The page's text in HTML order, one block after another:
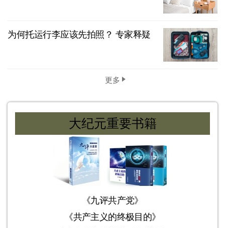
为何托运行李应该先拍照？ 专家释疑
更多
大纪元重要书籍
《九评共产党》
《共产主义的终极目的》